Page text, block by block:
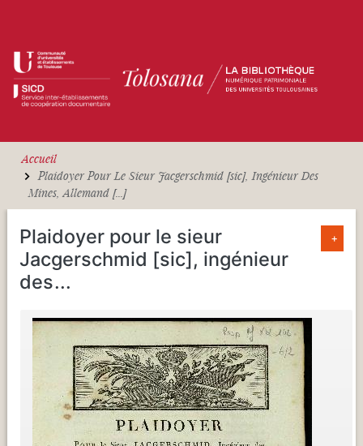
Accueil
Plaidoyer Pour Le Sieur Jacgerschmid [sic], Ingénieur Des
Mines, Allemand [...]
Plaidoyer pour le sieur
Jacgerschmid [sic], ingénieur
des...
+